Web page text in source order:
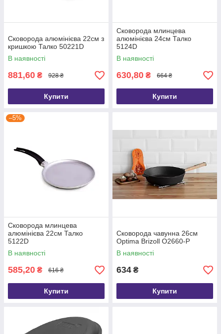
Сковорода алюмінієва 22см з
кришкою Талко 50221D
В наявності
881,60 ₴ 928 ₴
Купити
Сковорода млинцева
алюмінієва 24см Талко
5124D
В наявності
630,80 ₴ 664 ₴
Купити
–5%
Сковорода млинцева
алюмінієва 22см Талко
5122D
В наявності
585,20 ₴ 616 ₴
Купити
Сковорода чавунна 26см
Optima Brizoll O2660-P
В наявності
634 ₴
Купити